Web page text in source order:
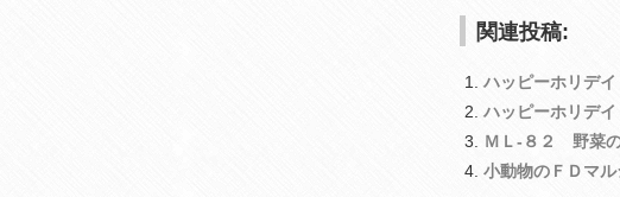
関連投稿:
ハッピーホリデ
ハッピーホリデ
ＭＬ‐８２ 野菜
小動物のＦＤマ